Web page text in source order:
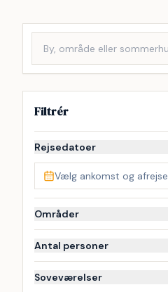
Filtrér
Rejsedatoer
Vælg ankomst og afrejse
Områder
Antal personer
Soveværelser